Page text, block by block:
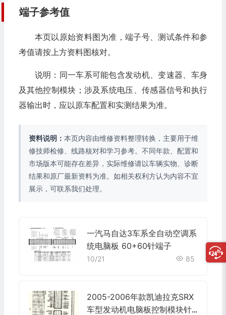
端子参考值
本页以原始资料图为准，端子号、测试条件和参
考值请按上方资料图核对。
说明：同一车系可能包含发动机、变速器、车身
及其他控制模块；涉及系统电压、传感器信号和执行
器输出时，应以原车配置和实测结果为准。
资料说明： 本页内容由维修资料整理转换，主要用于维
修技师检修、线路核对和学习参考。不同年款、配置和
市场版本可能存在差异，实际维修请以车辆实物、诊断
结果和原厂最新资料为准。如相关权利方认为内容不宜
展示，可联系我们处理。
一汽马自达3车系全自动空调系
统电脑板 60+60针端子
10/21 85
2005-2006年款凯迪拉克SRX
车型发动机电脑板控制模块针